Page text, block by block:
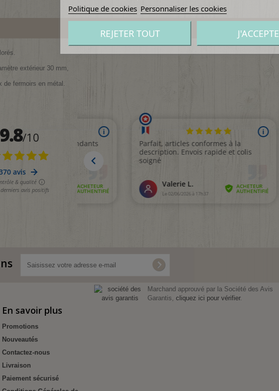
extérieur 30 mm,
de fermoirs en métal.
En savoir plus
Promotions
Nouveautés
Contactez-nous
Livraison
Paiement sécurisé
Marchand approuvé par la Société des Avis
Garantis, cliquez ici pour vérifier.
Politique de cookies Personnaliser les cookies
REJETER TOUT J'ACCEPTE